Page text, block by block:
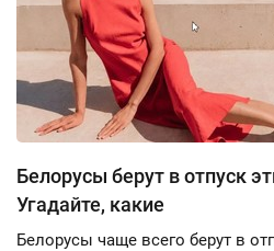
Белорусы берут в отпуск
Угадайте, какие
Белорусы чаще всего берут в